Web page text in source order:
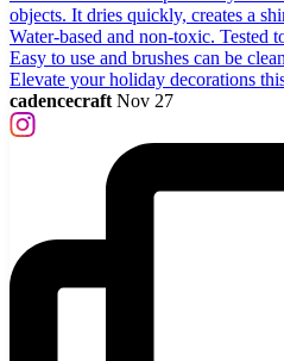
cadencecraft Nov 27